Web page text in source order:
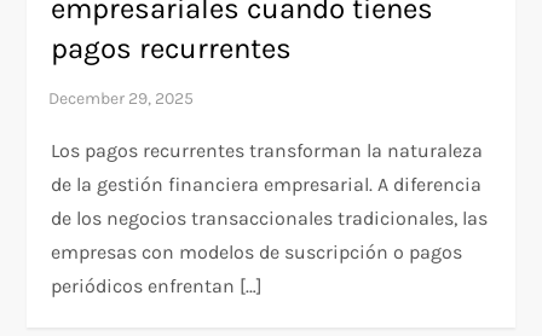
empresariales cuando tienes
pagos recurrentes
Los pagos recurrentes transforman la naturaleza
de la gestión financiera empresarial. A diferencia
de los negocios transaccionales tradicionales, las
empresas con modelos de suscripción o pagos
periódicos enfrentan […]